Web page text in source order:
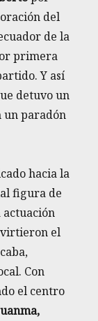
del
de la
primera
Y así
detuvo un
un paradón
hacia la
figura de
el
Con
el centro